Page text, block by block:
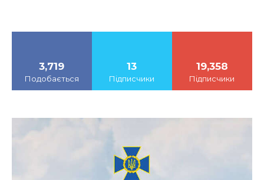
3,719
Подобається
13
Підписчики
19,358
Підписчики